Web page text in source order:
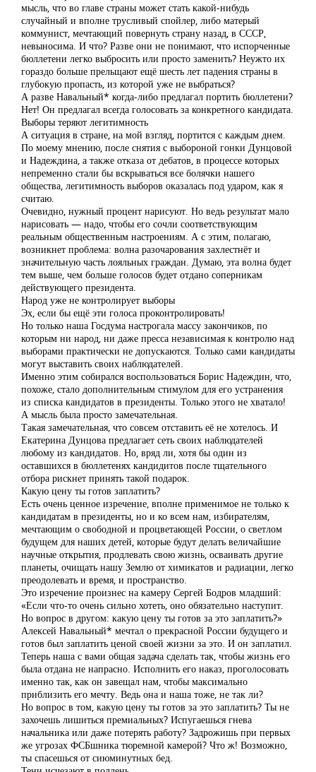
мысль, что во главе страны может стать какой-нибудь
случайный и вполне трусливый спойлер, либо матерый
коммунист, мечтающий повернуть страну назад, в СССР,
невыносима. И что? Разве они не понимают, что испорченные
бюллетени легко выбросить или просто заменить? Неужто их
гораздо больше прельщают ещё шесть лет падения страны в
глубокую пропасть, из которой уже не выбраться?
А разве Навальный* когда-либо предлагал портить бюллетени?
Нет! Он предлагал всегда голосовать за конкретного кандидата.
Выборы теряют легитимность
А ситуация в стране, на мой взгляд, портится с каждым днем.
По моему мнению, после снятия с выбороной гонки Дунцовой
и Надеждина, а также отказа от дебатов, в процессе которых
непременно стали бы вскрываться все болячки нашего
общества, легитимность выборов оказалась под ударом, как я
считаю.
Очевидно, нужный процент нарисуют. Но ведь результат мало
нарисовать — надо, чтобы его сочли соответствующим
реальным общественным настроениям. А с этим, полагаю,
возникнет проблема: волна разочарования захлестнёт и
значительную часть лояльных граждан. Думаю, эта волна будет
тем выше, чем больше голосов будет отдано соперникам
действующего президента.
Народ уже не контролирует выборы
Эх, если бы ещё эти голоса проконтролировать!
Но только наша Госдума настрогала массу закончиков, по
которым ни народ, ни даже пресса независимая к контролю над
выборами практически не допускаются. Только сами кандидаты
могут выставить своих наблюдателей.
Именно этим собирался воспользоваться Борис Надеждин, что,
похоже, стало дополнительным стимулом для его устранения
из списка кандидатов в президенты. Только этого не хватало!
А мысль была просто замечательная.
Такая замечательная, что совсем отставить её не хотелось. И
Екатерина Дунцова предлагает сеть своих наблюдателей
любому из кандидатов. Но, вряд ли, хотя бы один из
оставшихся в бюллетенях кандидитов после тщательного
отбора рискнет принять такой подарок.
Какую цену ты готов заплатить?
Есть очень ценное изречение, вполне применимое не только к
кандидатам в президенты, но и ко всем нам, избирателям,
мечтающим о свободной и процветающей России, о светлом
будущем для наших детей, которые будут делать величайшие
научные открытия, продлевать свою жизнь, осваивать другие
планеты, очищать нашу Землю от химикатов и радиации, легко
преодолевать и время, и пространство.
Это изречение произнес на камеру Сергей Бодров младший:
«Если что-то очень сильно хотеть, оно обязательно наступит.
Но вопрос в другом: какую цену ты готов за это заплатить?»
Алексей Навальный* мечтал о прекрасной России будущего и
готов был заплатить ценой своей жизни за это. И он заплатил.
Теперь наша с вами общая задача сделать так, чтобы жизнь его
была отдана не напрасно. Исполнить его наказ, проголосовать
именно так, как он завещал нам, чтобы максимально
приблизить его мечту. Ведь она и наша тоже, не так ли?
Но вопрос в том, какую цену ты готов за это заплатить? Ты не
захочешь лишиться премиальных? Испугаешься гнева
начальника или даже потерять работу? Задрожишь при первых
же угрозах ФСБшника тюремной камерой? Что ж! Возможно,
ты спасешься от сиюминутных бед.